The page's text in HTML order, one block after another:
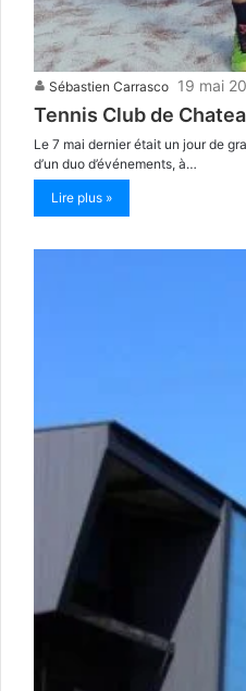
Sébastien Carrasco 19 mai
Tennis Club de
Le 7 mai dernier était un jour de
d’un duo d’événements, à…
Lire plus »